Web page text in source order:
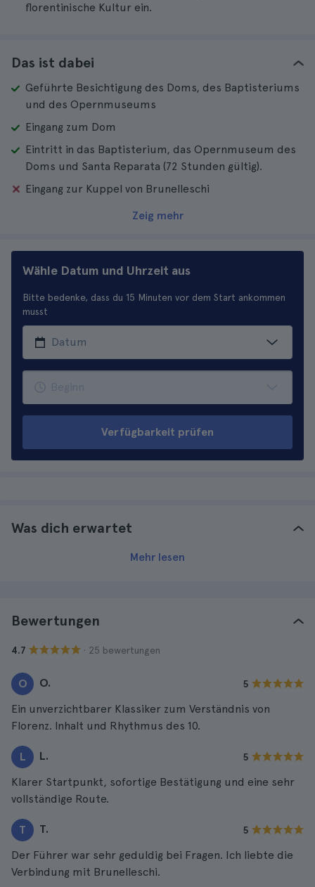
florentinische Kultur ein.
Das ist dabei
Geführte Besichtigung des Doms, des Baptisteriums
und des Opernmuseums
Eingang zum Dom
Eintritt in das Baptisterium, das Opernmuseum des
Doms und Santa Reparata (72 Stunden gültig).
Eingang zur Kuppel von Brunelleschi
Zeig mehr
Wähle Datum und Uhrzeit aus
Bitte bedenke, dass du 15 Minuten vor dem Start ankommen
musst
Verfügbarkeit prüfen
Was dich erwartet
Mehr lesen
Bewertungen
4.7 · 25 bewertungen
O O. 5
Ein unverzichtbarer Klassiker zum Verständnis von
Florenz. Inhalt und Rhythmus des 10.
L L. 5
Klarer Startpunkt, sofortige Bestätigung und eine sehr
vollständige Route.
T T. 5
Der Führer war sehr geduldig bei Fragen. Ich liebte die
Verbindung mit Brunelleschi.